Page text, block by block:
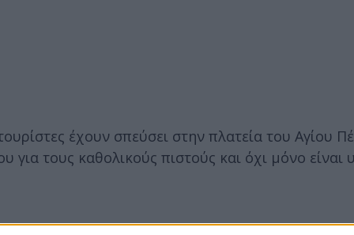
έχουν σπεύσει στην πλατεία του Αγίου
τους καθολικούς πιστούς και όχι μόνο είναι